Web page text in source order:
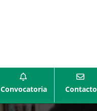
Convocatoria Contacto